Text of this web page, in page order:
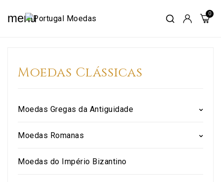
menu
Moedas Clássicas
Moedas Gregas da Antiguidade
Moedas Romanas
Moedas do Império Bizantino